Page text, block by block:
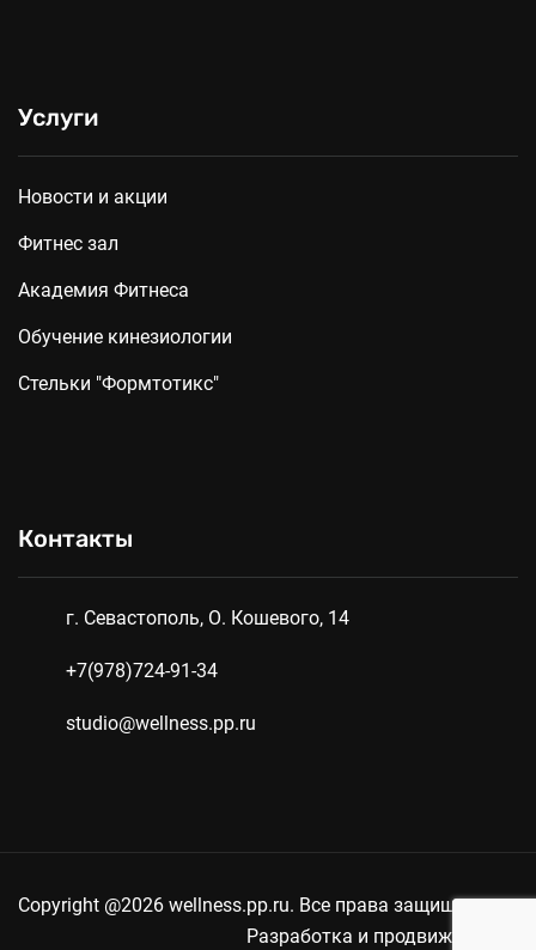
Услуги
Новости и акции
Фитнес зал
Академия Фитнеса
Обучение кинезиологии
Стельки "Формтотикс"
Контакты
г. Севастополь, О. Кошевого, 14
+7(978)724-91-34
studio@wellness.pp.ru
Copyright @2026 wellness.pp.ru. Все права защищены
Разработка и продвижение